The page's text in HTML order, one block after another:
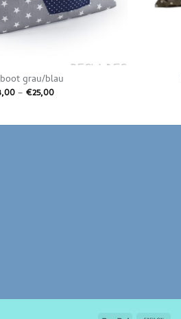
grau/blau
– €25,00Preisspanne: